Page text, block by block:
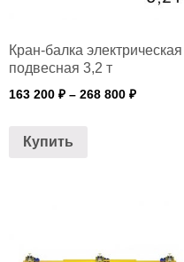
Кран-балка электрическая
подвесная 3,2 т
163 200 ₽ – 268 800 ₽
Купить